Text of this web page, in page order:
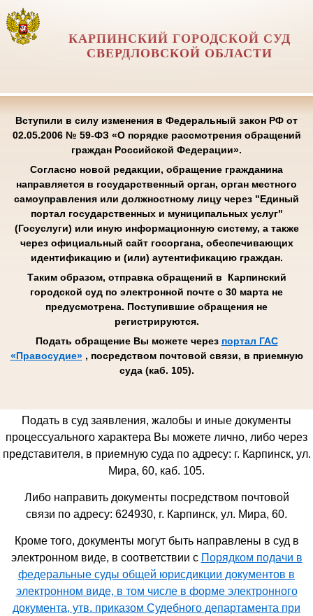
КАРПИНСКИЙ ГОРОДСКОЙ СУД
СВЕРДЛОВСКОЙ ОБЛАСТИ
Вступили в силу изменения в Федеральный закон РФ от
02.05.2006 № 59-ФЗ «О порядке рассмотрения обращений
граждан Российской Федерации».
Согласно новой редакции, обращение гражданина
направляется в государственный орган, орган местного
самоуправления или должностному лицу через "Единый
портал государственных и муниципальных услуг"
(Госуслуги) или иную информационную систему, а также
через официальный сайт госоргана, обеспечивающих
идентификацию и (или) аутентификацию граждан.
Таким образом, отправка обращений в Карпинский
городской суд по электронной почте с 30 марта не
предусмотрена. Поступившие обращения не
регистрируются.
Подать обращение Вы можете через портал ГАС
«Правосудие», посредством почтовой связи, в приемную
суда (каб. 105).
Подать в суд заявления, жалобы и иные документы
процессуального характера Вы можете лично, либо через
представителя, в приемную суда по адресу: г. Карпинск, ул.
Мира, 60, каб. 105.
Либо направить документы посредством почтовой
связи по адресу: 624930, г. Карпинск, ул. Мира, 60.
Кроме того, документы могут быть направлены в суд в
электронном виде, в соответствии с Порядком подачи в
федеральные суды общей юрисдикции документов в
электронном виде, в том числе в форме электронного
документа, утв. приказом Судебного департамента при